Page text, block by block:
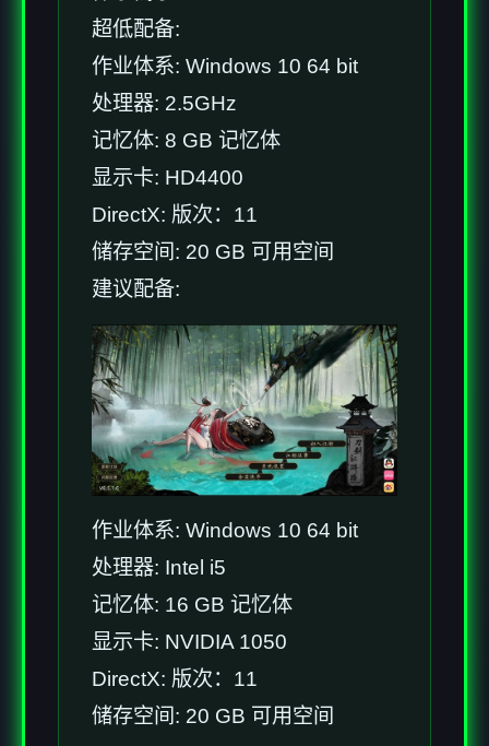
超低配备:
作业体系: Windows 10 64 bit
处理器: 2.5GHz
记忆体: 8 GB 记忆体
显示卡: HD4400
DirectX: 版次：11
储存空间: 20 GB 可用空间
建议配备:
作业体系: Windows 10 64 bit
处理器: Intel i5
记忆体: 16 GB 记忆体
显示卡: NVIDIA 1050
DirectX: 版次：11
储存空间: 20 GB 可用空间